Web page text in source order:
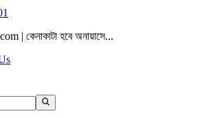
| কেনাকাটা হবে অনায়াসে...